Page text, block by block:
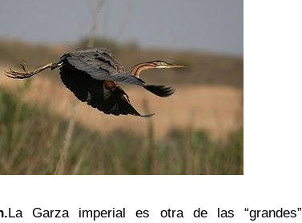
La Garza imperial es otra de las “grandes”